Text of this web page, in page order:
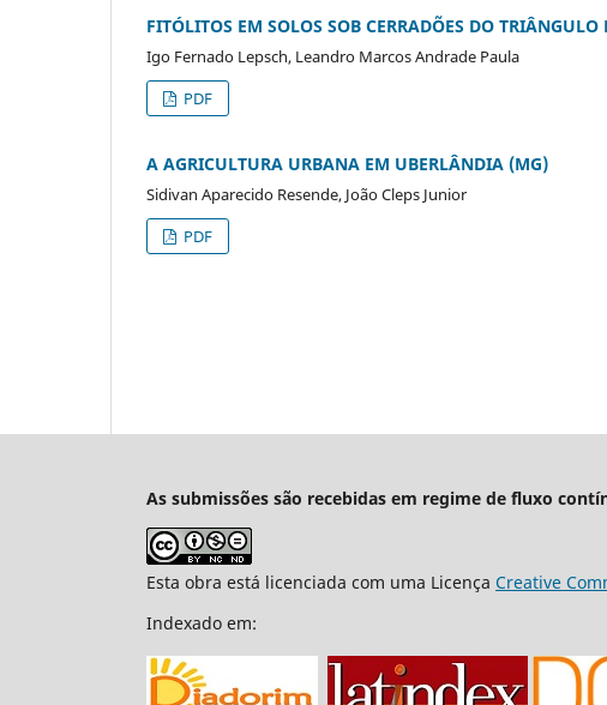
FITÓLITOS EM SOLOS SOB CERRADÕES DO
Igo Fernado Lepsch, Leandro Marcos Andrade Paula
PDF
A AGRICULTURA URBANA EM UBERLÂNDIA (MG)
Sidivan Aparecido Resende, João Cleps Junior
PDF
As submissões são recebidas em regime de fluxo
Esta obra está licenciada com uma Licença Creative
Indexado em: